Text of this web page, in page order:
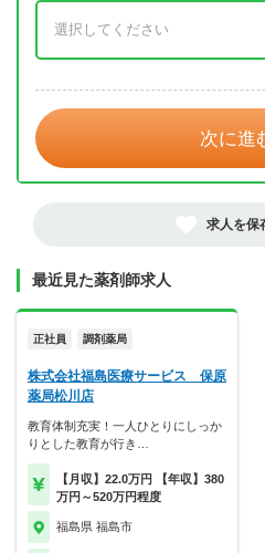
次に進
求人を保
最近見た薬剤師求人
正社員 調剤薬局
株式会社福島医療サービス 保原
薬局松川店
教育体制充実！一人ひとりにしっか
りとした教育が行き…
【月収】22.0万円 【年収】380
万円～520万円程度
福島県 福島市